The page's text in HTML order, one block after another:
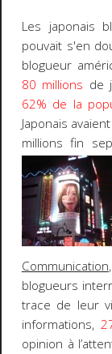
Les japonais
pouvait s'en
blogueur
80 millions de
62% de la
Japonais
millions fin
Communication
blogueurs
trace de leur
informations,
opinion à